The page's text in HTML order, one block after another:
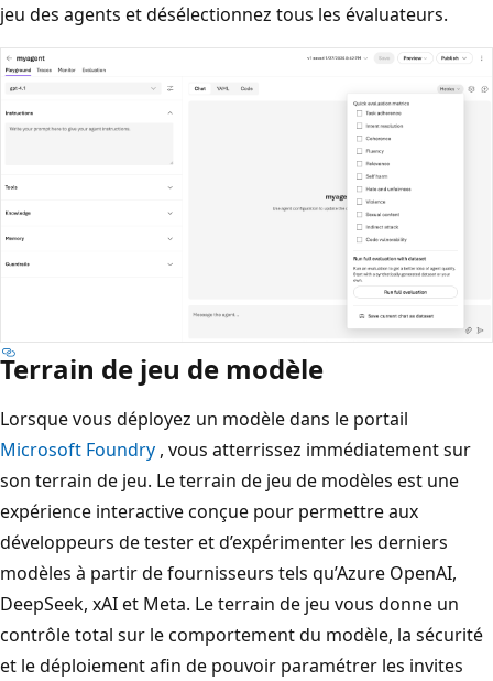
jeu des agents et désélectionnez tous les évaluateurs.
Terrain de jeu de modèle
Lorsque vous déployez un modèle dans le portail
Microsoft Foundry , vous atterrissez immédiatement sur
son terrain de jeu. Le terrain de jeu de modèles est une
expérience interactive conçue pour permettre aux
développeurs de tester et d’expérimenter les derniers
modèles à partir de fournisseurs tels qu’Azure OpenAI,
DeepSeek, xAI et Meta. Le terrain de jeu vous donne un
contrôle total sur le comportement du modèle, la sécurité
et le déploiement afin de pouvoir paramétrer les invites